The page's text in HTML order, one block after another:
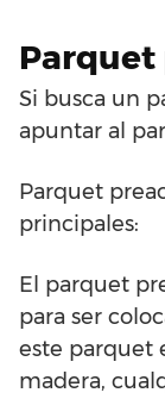
Parquet
Si busca un
apuntar al
Parquet
principales:
El parquet
para ser
este parquet
madera,